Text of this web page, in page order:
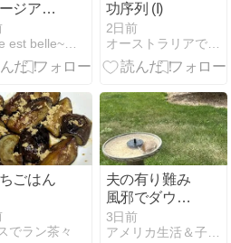
ジアム
La vie est belle~ポーランド生活
功序列 (I)
2日前
オーストラリアで犬と暮らして！！
ごはん
でラン茶々
夫の有り難み
風邪でダウン
中
3日前